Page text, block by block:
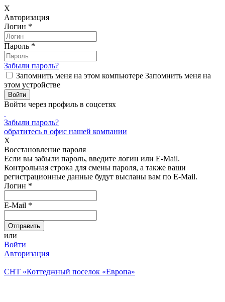
X
Авторизация
Логин *
Пароль *
Забыли пароль?
Запомнить меня на этом компьютере Запомнить меня на
этом устройстве
Войти через профиль в соцсетях
Забыли пароль?
обратитесь в офис нашей компании
X
Восстановление пароля
Если вы забыли пароль, введите логин или E-Mail.
Контрольная строка для смены пароля, а также ваши
регистрационные данные будут высланы вам по E-Mail.
Логин *
E-Mail *
или
Войти
Авторизация
СНТ «Коттеджный поселок «Европа»